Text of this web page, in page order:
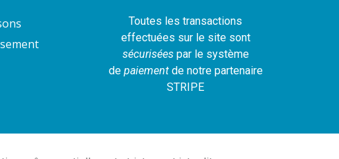
Toutes les transactions
effectuées sur le site sont
sécuriséespar le système
de paiementde notre partenaire
STRIPE